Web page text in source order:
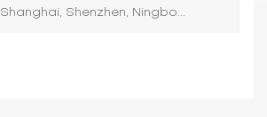
Shanghai, Shenzhen, Ningbo...